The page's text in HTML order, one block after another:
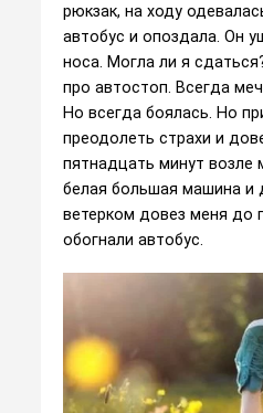
рюкзак, на ходу
автобус и опоздала. Он
носа. Могла ли я
про автостоп. Всегда
Но всегда боялась. Но
преодолеть страхи и
пятнадцать минут возле
белая большая машина и
ветерком довез меня до
обогнали автобус.